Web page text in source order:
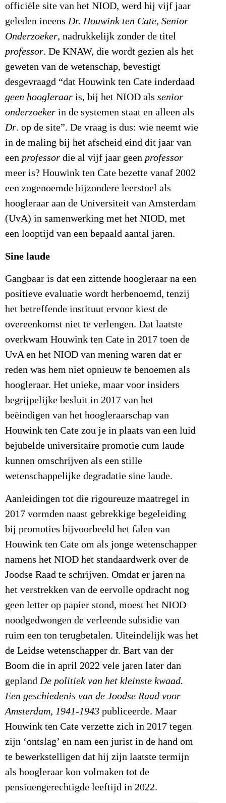
officiële site van het NIOD, werd hij vijf jaar
geleden ineensDr. Houwink ten Cate, Senior
Onderzoeker, nadrukkelijk zonder de titel
professor. De KNAW, die wordt gezien als het
geweten van de wetenschap, bevestigt
desgevraagd “dat Houwink ten Cate inderdaad
geen hoogleraar is, bij het NIOD als senior
onderzoeker in de systemen staat en alleen als
Dr. op de site”. De vraag is dus: wie neemt wie
in de maling bij het afscheid eind dit jaar van
een professor die al vijf jaar geen professor
meer is? Houwink ten Cate bezette vanaf 2002
een zogenoemde bijzondere leerstoel als
hoogleraar aan de Universiteit van Amsterdam
(UvA) in samenwerking met het NIOD, met
een looptijd van een bepaald aantal jaren.
Sine laude
Gangbaar is dat een zittende hoogleraar na een
positieve evaluatie wordt herbenoemd, tenzij
het betreffende instituut ervoor kiest de
overeenkomst niet te verlengen. Dat laatste
overkwam Houwink ten Cate in 2017 toen de
UvA en het NIOD van mening waren dat er
reden was hem niet opnieuw te benoemen als
hoogleraar. Het unieke, maar voor insiders
begrijpelijke besluit in 2017 van het
beëindigen van het hoogleraarschap van
Houwink ten Cate zou je in plaats van een luid
bejubelde universitaire promotie cum laude
kunnen omschrijven als een stille
wetenschappelijke degradatie sine laude.
Aanleidingen tot die rigoureuze maatregel in
2017 vormden naast gebrekkige begeleiding
bij promoties bijvoorbeeld het falen van
Houwink ten Cate om als jonge wetenschapper
namens het NIOD het standaardwerk over de
Joodse Raad te schrijven. Omdat er jaren na
het verstrekken van de eervolle opdracht nog
geen letter op papier stond, moest het NIOD
noodgedwongen de verleende subsidie van
ruim een ton terugbetalen. Uiteindelijk was het
de Leidse wetenschapper dr. Bart van der
Boom die in april 2022 vele jaren later dan
geplandDe politiek van het kleinste kwaad.
Een geschiedenis van de Joodse Raad voor
Amsterdam, 1941-1943 publiceerde. Maar
Houwink ten Cate verzette zich in 2017 tegen
zijn ‘ontslag’ en nam een jurist in de hand om
te bewerkstelligen dat hij zijn laatste termijn
als hoogleraar kon volmaken tot de
pensioengerechtigde leeftijd in 2022.